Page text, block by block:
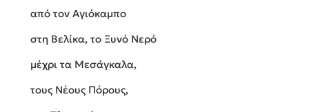
από τον Αγιόκαμπο
στη Βελίκα, το Ξυνό Νερό
μέχρι τα Μεσάγκαλα,
τους Νέους Πόρους,